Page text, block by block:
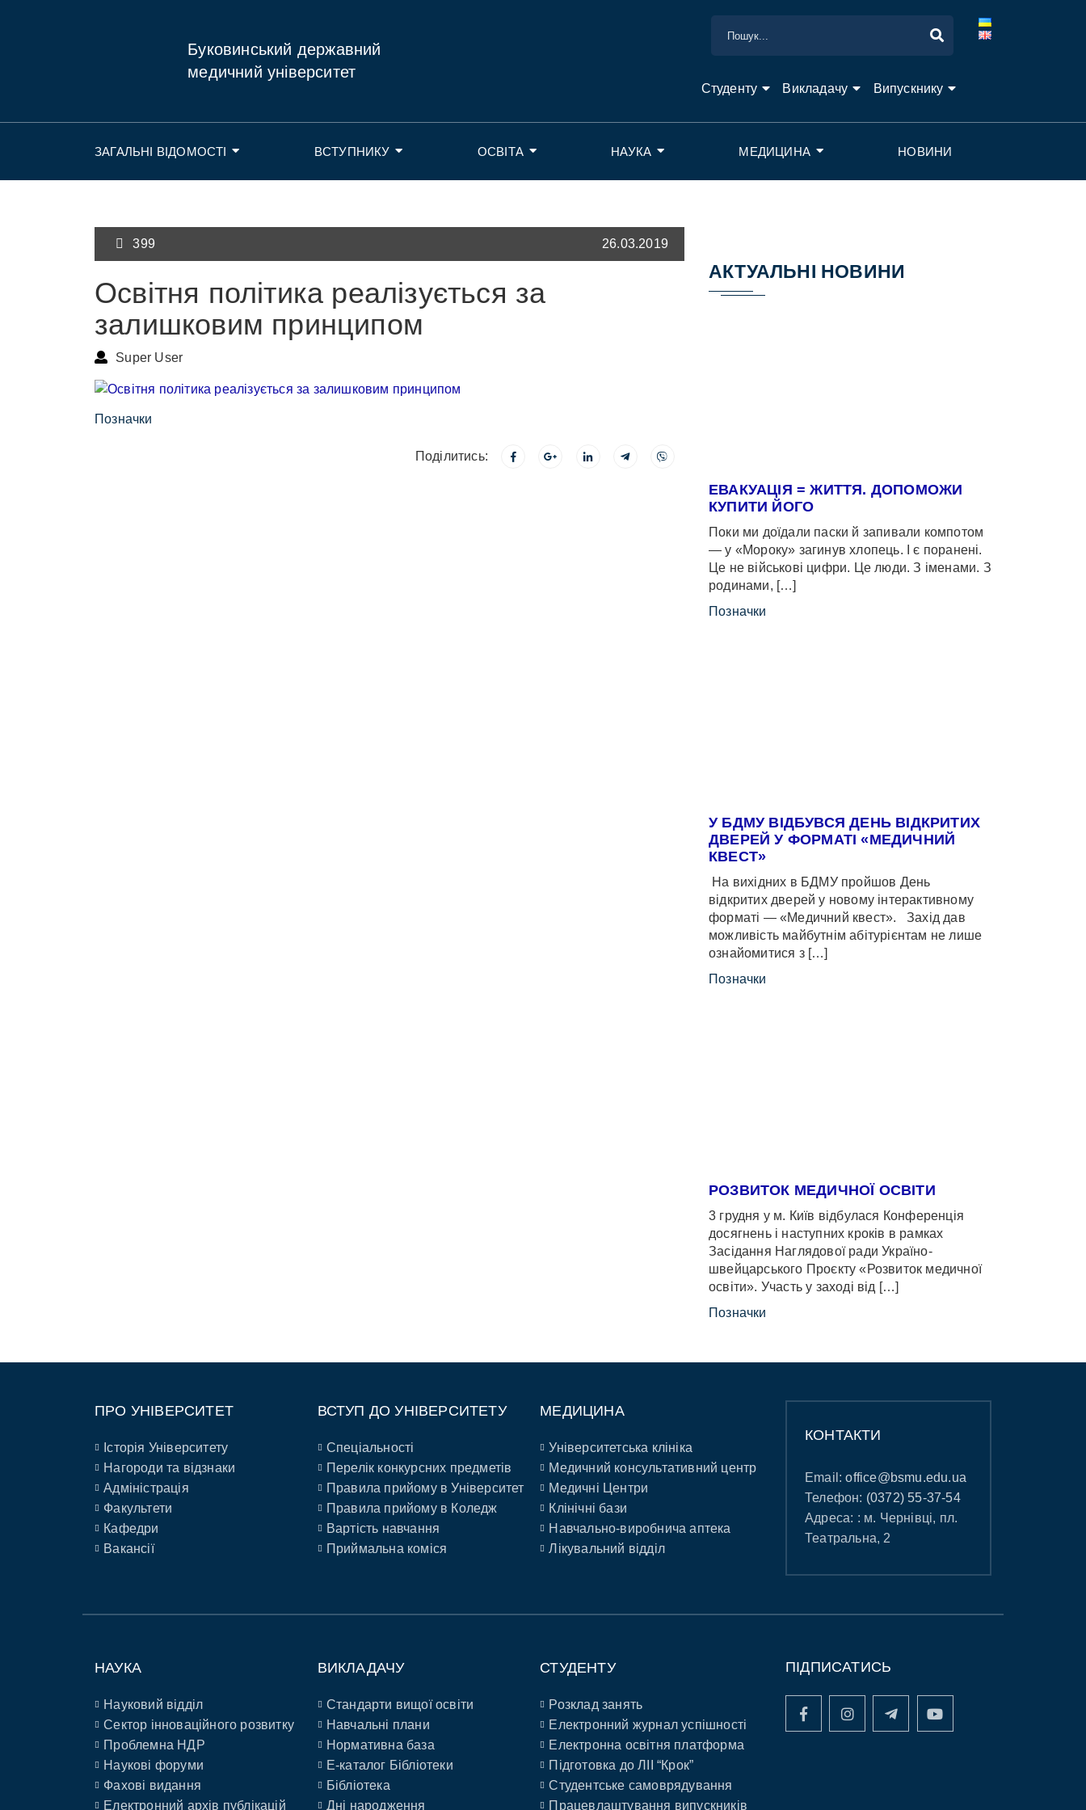
Буковинський державний
медичний університет
Студенту Викладачу Випускнику
ЗАГАЛЬНІ ВІДОМОСТІ ВСТУПНИКУ ОСВІТА НАУКА МЕДИЦИНА НОВИНИ
399 26.03.2019
Освітня політика реалізується за
залишковим принципом
Super User
Позначки
Поділитись:
АКТУАЛЬНІ НОВИНИ
ЕВАКУАЦІЯ = ЖИТТЯ. ДОПОМОЖИ
КУПИТИ ЙОГО
Поки ми доїдали паски й запивали компотом
— у «Мороку» загинув хлопець. І є поранені.
Це не військові цифри. Це люди. З іменами. З
родинами, […]
Позначки
У БДМУ ВІДБУВСЯ ДЕНЬ ВІДКРИТИХ
ДВЕРЕЙ У ФОРМАТІ «МЕДИЧНИЙ
КВЕСТ»
На вихідних в БДМУ пройшов День
відкритих дверей у новому інтерактивному
форматі — «Медичний квест». Захід дав
можливість майбутнім абітурієнтам не лише
ознайомитися з […]
Позначки
РОЗВИТОК МЕДИЧНОЇ ОСВІТИ
3 грудня у м. Київ відбулася Конференція
досягнень і наступних кроків в рамках
Засідання Наглядової ради Україно-
швейцарського Проєкту «Розвиток медичної
освіти». Участь у заході від […]
Позначки
ПРО УНІВЕРСИТЕТ
Історія Університету
Нагороди та відзнаки
Адміністрація
Факультети
Кафедри
Вакансії
ВСТУП ДО УНІВЕРСИТЕТУ
Спеціальності
Перелік конкурсних предметів
Правила прийому в Університет
Правила прийому в Коледж
Вартість навчання
Приймальна коміся
МЕДИЦИНА
Університетська клініка
Медичний консультативний центр
Медичні Центри
Клінічні бази
Навчально-виробнича аптека
Лікувальний відділ
КОНТАКТИ
Email:office@bsmu.edu.ua
Телефон: (0372) 55-37-54
Адреса: : м. Чернівці, пл.
Театральна, 2
НАУКА
Науковий відділ
Сектор інноваційного розвитку
Проблемна НДР
Наукові форуми
Фахові видання
Електронний архів публікацій
ВИКЛАДАЧУ
Стандарти вищої освіти
Навчальні плани
Нормативна база
E-каталог Бібліотеки
Бібліотека
Дні народження
СТУДЕНТУ
Розклад занять
Електронний журнал успішності
Електронна освітня платформа
Підготовка до ЛІІ “Крок”
Студентське самоврядування
Працевлаштування випускників
ПІДПИСАТИСЬ